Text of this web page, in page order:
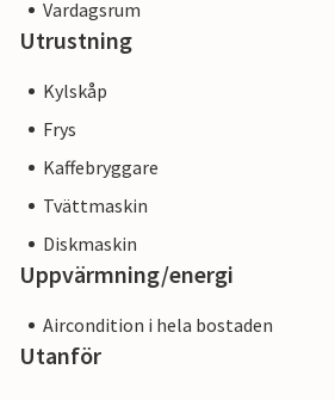
Vardagsrum
Utrustning
Kylskåp
Frys
Kaffebryggare
Tvättmaskin
Diskmaskin
Uppvärmning/energi
Aircondition i hela bostaden
Utanför